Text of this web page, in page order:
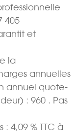
405
et
la
annuelles
annuel quote-
: 960 . Pas
: 4,09 % TTC à